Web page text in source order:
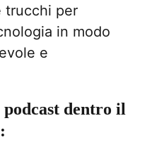
trucchi per
in modo
e
dentro il